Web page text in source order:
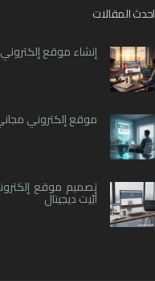
احدث المقالات
إنشاء موقع
موقع إلكتروني
تصميم موقع
أبّيت ديجيتال